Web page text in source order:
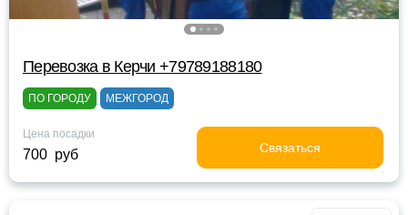
Перевозка в Керчи +79789188180
ПО ГОРОДУ МЕЖГОРОД
Цена посадки
700 руб Связаться